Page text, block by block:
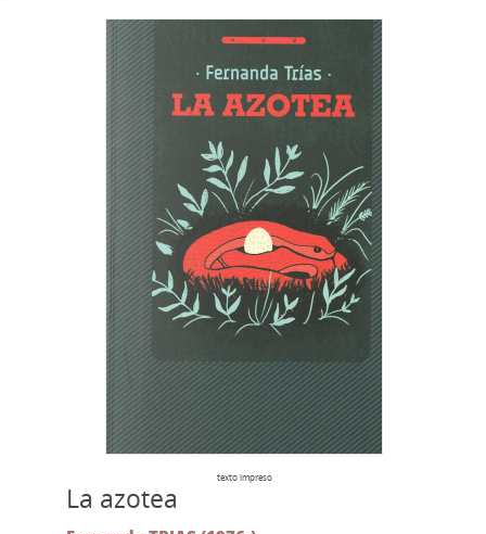
texto impreso
La azotea